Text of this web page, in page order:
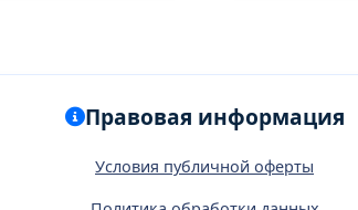
Правовая информация
Условия публичной оферты